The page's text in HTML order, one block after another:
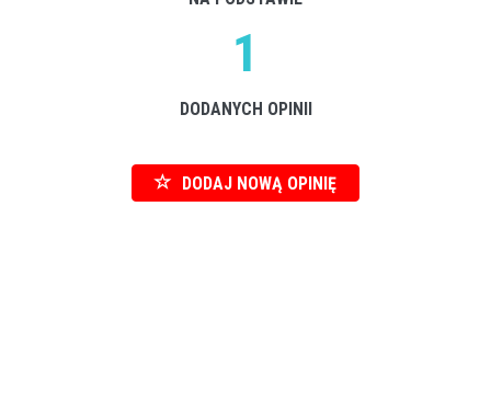
1
DODANYCH OPINII
DODAJ NOWĄ OPINIĘ